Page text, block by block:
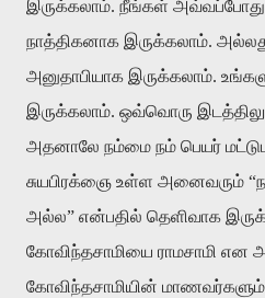
இருக்கலாம். நீங்கள் அவ்வப்போது
நாத்திகனாக இருக்கலாம்.
அனுதாபியாக இருக்கலாம்.
இருக்கலாம். ஒவ்வொரு
அதனாலே நம்மை நம் பெயர்
சுயபிரக்ஞை உள்ள அனைவரும்
அல்ல” என்பதில் தெளிவாக
கோவிந்தசாமியை ராமசாமி என
கோவிந்தசாமியின் மாணவர்களும்